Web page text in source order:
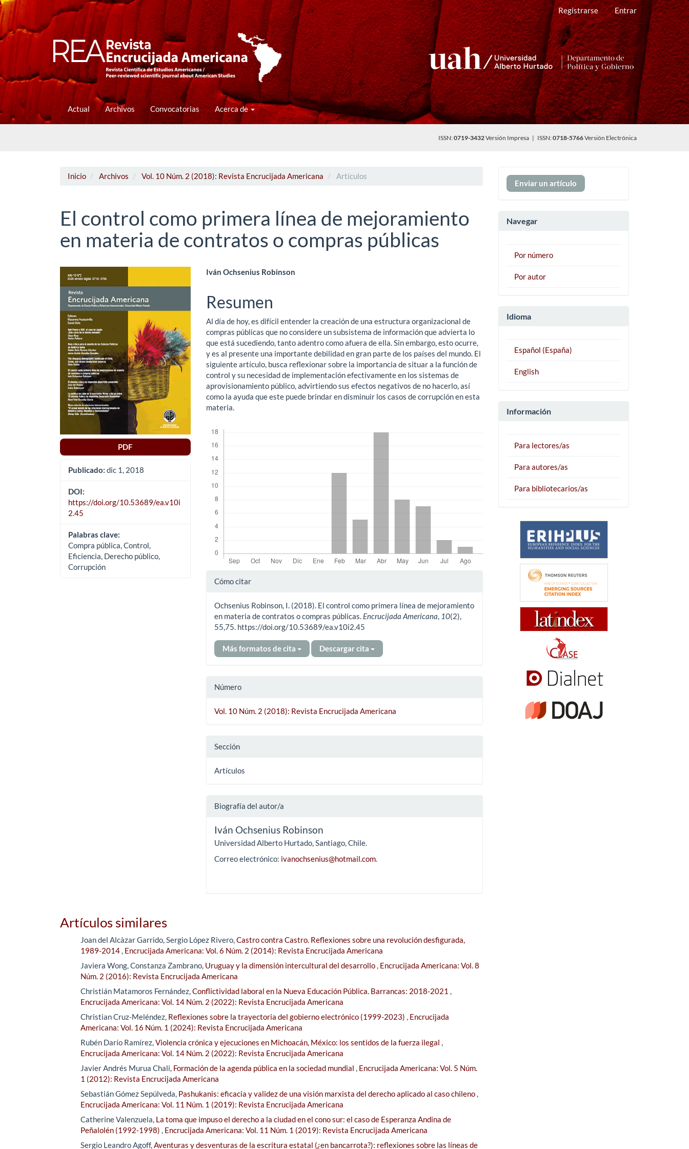
Navegación
Contenido
principal
Barra
Registrarse Entrar
Actual Archivos Convocatorias Acerca de
ISSN:0719-3432Versión Impresa | ISSN:0718-5766Versión Electrónica
Inicio Archivos Vol. 10 Núm. 2 (2018): Revista Encrucijada Americana Artículos
El control como primera línea de mejoramiento
en materia de contratos o compras públicas
Barra
lateral
del
artículo
PDF
Publicado: dic 1, 2018
DOI:
https://doi.org/10.53689/ea.v10i
2.45
Palabras clave:
Compra pública, Control,
Eficiencia, Derecho público,
Corrupción
Contenido
principal
del
artículo
Iván Ochsenius Robinson
Resumen
Al día de hoy, es difícil entender la creación de una estructura organizacional de
compras públicas que no considere un subsistema de información que advierta lo
que está sucediendo, tanto adentro como afuera de ella. Sin embargo, esto ocurre,
y es al presente una importante debilidad en gran parte de los países del mundo. El
siguiente artículo, busca reflexionar sobre la importancia de situar a la función de
control y su necesidad de implementación efectivamente en los sistemas de
aprovisionamiento público, advirtiendo sus efectos negativos de no hacerlo, así
como la ayuda que este puede brindar en disminuir los casos de corrupción en esta
materia.
Detalles
artículo
Cómo citar
Ochsenius Robinson, I. (2018). El control como primera línea de mejoramiento
en materia de contratos o compras públicas. Encrucijada Americana 10(2),
55,75. https://doi.org/10.53689/ea.v10i2.45
Más formatos de cita Descargar cita
Número
Vol. 10 Núm. 2 (2018): Revista Encrucijada Americana
Sección
Artículos
Biografía del autor/a
Iván Ochsenius Robinson
Universidad Alberto Hurtado, Santiago, Chile.
Correo electrónico: ivanochsenius@hotmail.com.
Artículos similares
Joan del Alcàzar Garrido, Sergio López Rivero,Castro contra Castro. Reflexiones sobre una revolución desfigurada,
1989-2014, Encrucijada Americana: Vol. 6 Núm. 2 (2014): Revista Encrucijada Americana
Javiera Wong, Constanza Zambrano, Uruguay y la dimensión intercultural del desarrollo, Encrucijada Americana: Vol. 8
Núm. 2 (2016): Revista Encrucijada Americana
Christián Matamoros Fernández,Conflictividad laboral en la Nueva Educación Pública. Barrancas: 2018-2021 ,
Encrucijada Americana: Vol. 14 Núm. 2 (2022): Revista Encrucijada Americana
Christian Cruz-Meléndez, Reflexiones sobre la trayectoria del gobierno electrónico (1999-2023) , Encrucijada
Americana: Vol. 16 Núm. 1 (2024): Revista Encrucijada Americana
Rubén Darío Ramírez,Violencia crónica y ejecuciones en Michoacán, México: los sentidos de la fuerza ilegal ,
Encrucijada Americana: Vol. 14 Núm. 2 (2022): Revista Encrucijada Americana
Javier Andrés Murua Chali, Formación de la agenda pública en la sociedad mundial , Encrucijada Americana: Vol. 5 Núm.
1 (2012): Revista Encrucijada Americana
Sebastián Gómez Sepúlveda, Pashukanis: eficacia y validez de una visión marxista del derecho aplicado al caso chileno,
Encrucijada Americana: Vol. 11 Núm. 1 (2019): Revista Encrucijada Americana
Catherine Valenzuela, La toma que impuso el derecho a la ciudad en el cono sur: el caso de Esperanza Andina de
Peñalolén (1992-1998) , Encrucijada Americana: Vol. 11 Núm. 1 (2019): Revista Encrucijada Americana
Sergio Leandro Agoff,Aventuras y desventuras de la escritura estatal (¿en bancarrota?): reflexiones sobre las líneas de
Enviar
un
Enviar un artículo
Navegar
Por número
Por autor
Idioma
Español (España)
English
Información
Para lectores/as
Para autores/as
Para bibliotecarios/as